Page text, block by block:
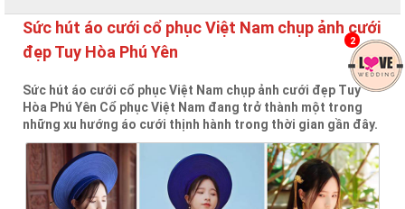
Sức hút áo cưới cổ phục Việt Nam chụp ảnh cưới
đẹp Tuy Hòa Phú Yên
Sức hút áo cưới cổ phục Việt Nam chụp ảnh cưới đẹp Tuy
Hòa Phú Yên Cổ phục Việt Nam đang trở thành một trong
những xu hướng áo cưới thịnh hành trong thời gian gần đây.
2